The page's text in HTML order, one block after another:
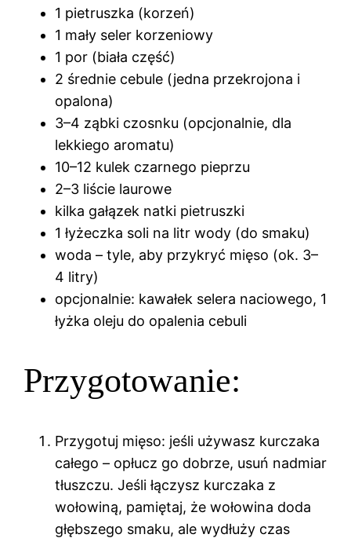
1 pietruszka (korzeń)
1 mały seler korzeniowy
1 por (biała część)
2 średnie cebule (jedna przekrojona i
opalona)
3–4 ząbki czosnku (opcjonalnie, dla
lekkiego aromatu)
10–12 kulek czarnego pieprzu
2–3 liście laurowe
kilka gałązek natki pietruszki
1 łyżeczka soli na litr wody (do smaku)
woda – tyle, aby przykryć mięso (ok. 3–
4 litry)
opcjonalnie: kawałek selera naciowego, 1
łyżka oleju do opalenia cebuli
Przygotowanie:
Przygotuj mięso: jeśli używasz kurczaka
całego – opłucz go dobrze, usuń nadmiar
tłuszczu. Jeśli łączysz kurczaka z
wołowiną, pamiętaj, że wołowina doda
głębszego smaku, ale wydłuży czas